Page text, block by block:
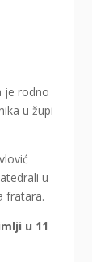
je rodno
u župi
u
fratara.
u 11